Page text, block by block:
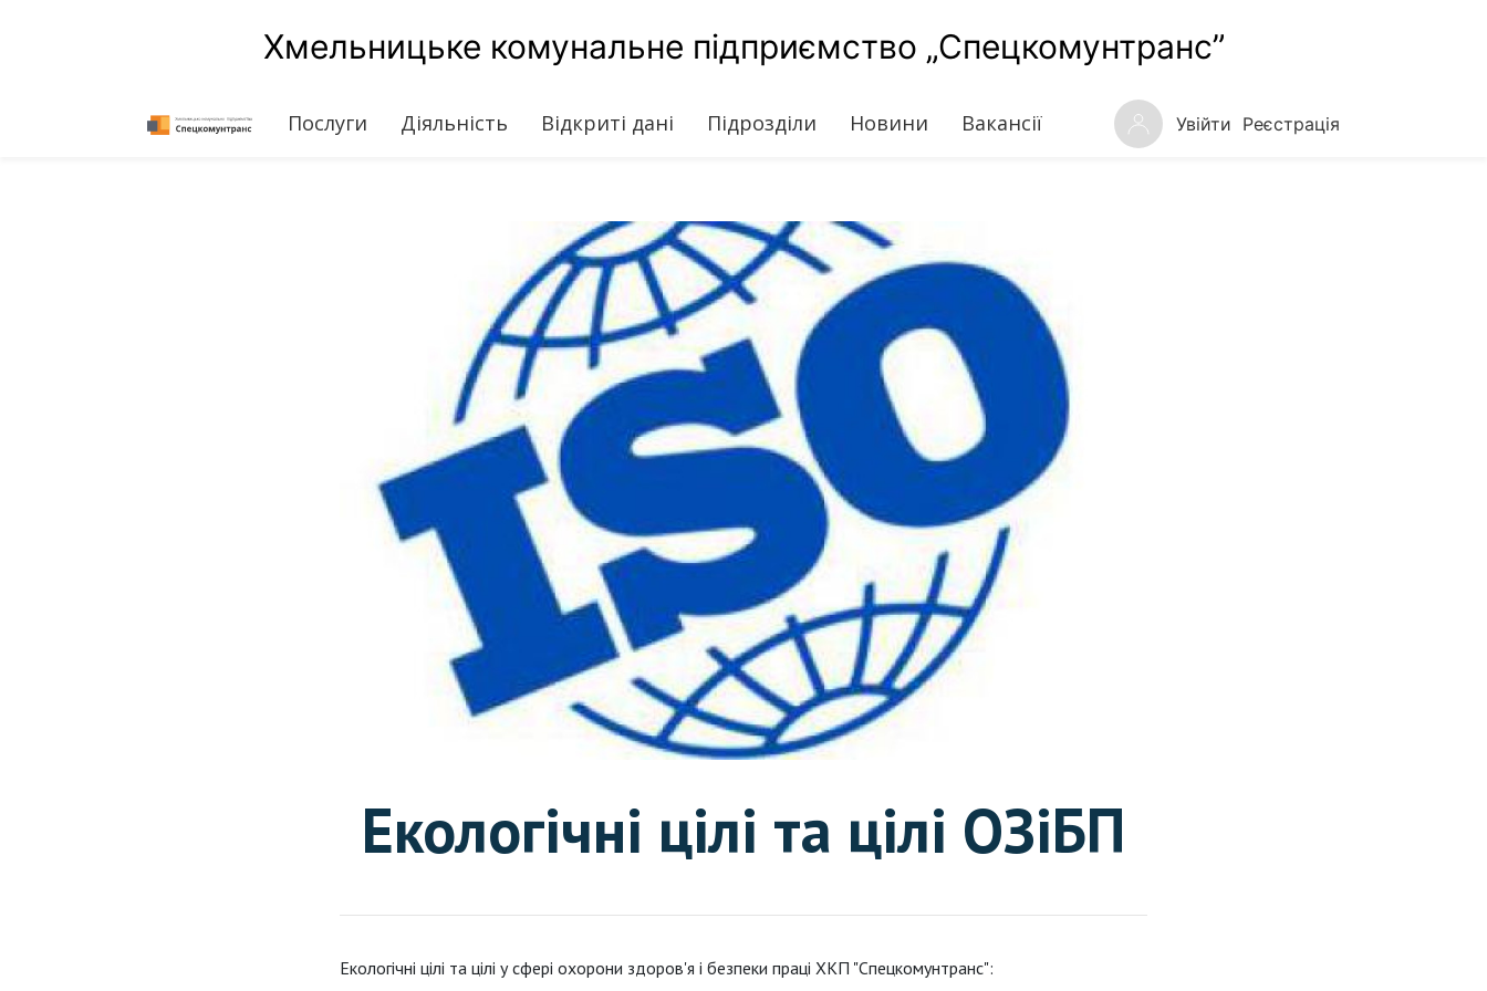
Хмельницьке комунальне підприємство „Спецкомунтранс”
Послуги (current)
Діяльність Відкриті дані Підрозділи Новини Вакансії Увійти Реєстрація
Екологічні цілі та цілі ОЗіБП
Екологічні цілі та цілі у сфері охорони здоров'я і безпеки праці ХКП "Спецкомунтранс":